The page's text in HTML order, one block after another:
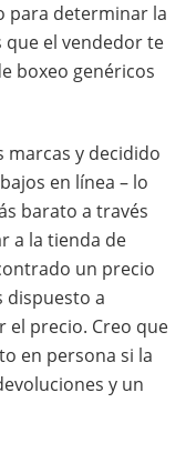
para determinar la
que el vendedor te
boxeo genéricos
marcas y decidido
en línea – lo
barato a través
a la tienda de
un precio
dispuesto a
el precio. Creo que
en persona si la
y un